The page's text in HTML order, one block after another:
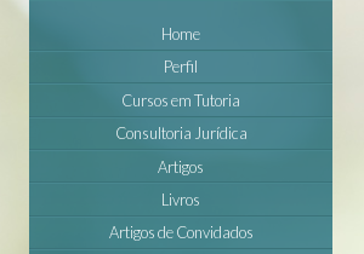
Home
Perfil
Cursos em Tutoria
Consultoria Jurídica
Artigos
Livros
Artigos de Convidados